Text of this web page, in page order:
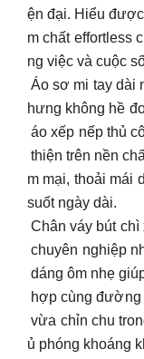
ện đại. Hiểu
m chất effortless
ng việc và cuộc
Áo sơ mi tay dài
hưng không hề
áo xếp nếp thủ
thiện trên nền
m mại, thoải mái
suốt ngày dài.
Chân váy bút
chuyên nghiệp
dáng ôm nhẹ
hợp cùng đường
vừa chỉn chu
ủ phóng khoáng